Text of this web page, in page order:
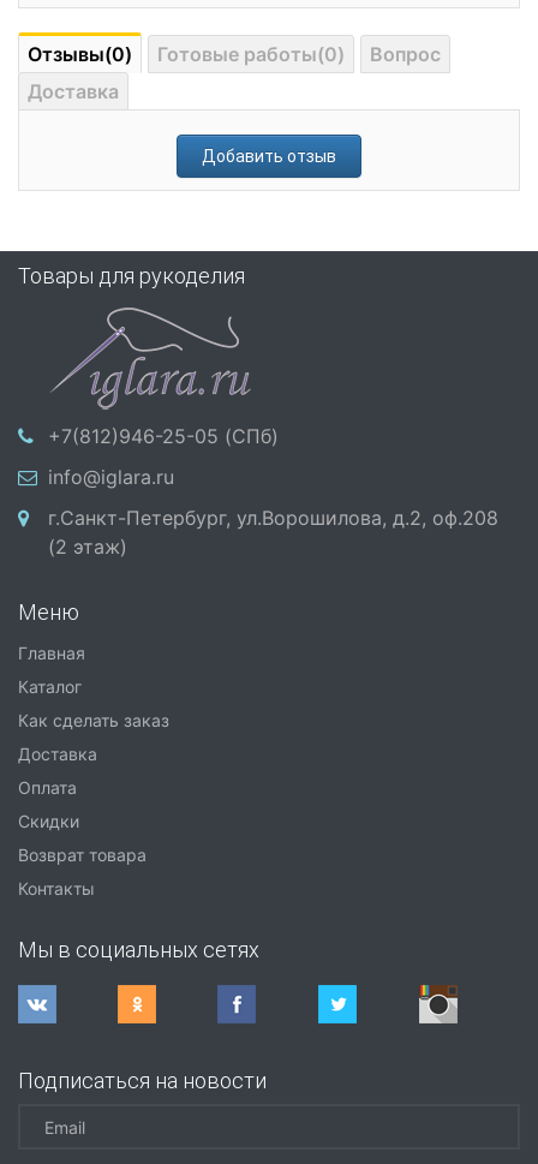
Отзывы(0) Готовые работы(0)
Вопрос
Доставка
Добавить отзыв
Товары для рукоделия
+7(812)946-25-05 (СПб)
info@iglara.ru
г.Санкт-Петербург, ул.Ворошилова, д.2, оф.208
(2 этаж)
Меню
Главная
Каталог
Как сделать заказ
Доставка
Оплата
Скидки
Возврат товара
Контакты
Мы в социальных сетях
Подписаться на новости